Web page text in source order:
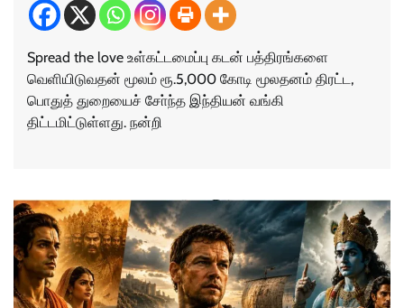
Spread the love உள்கட்டமைப்பு கடன் பத்திரங்களை
வெளியிடுவதன் மூலம் ரூ.5,000 கோடி மூலதனம் திரட்ட,
பொதுத் துறையைச் சோ்ந்த இந்தியன் வங்கி
திட்டமிட்டுள்ளது. நன்றி